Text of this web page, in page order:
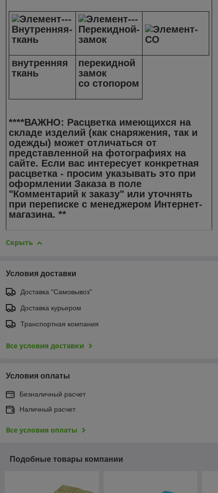
внутренняя
ткань
перекидной
замок
со стопором
****ВАЖНО: Расцветка имеющихся на
складе изделий (как снаряжения, так и
одежды) может отличаться от
представленной на фотографиях на
сайте. Если вас интересует конкретная
расцветка - просим указывать это при
оформлении Заказа в поле
"Комментарий к заказу" или уточнять
при переписке с менеджером Интернет-
магазина. **
Скрыть
Условия доставки
Доставка "Самовывоз"
Доставка курьером
Транспортная компания
Все условия доставки
Условия оплаты
Безналичный расчет
Наличный расчет
Все условия оплаты
Подобные товары компании